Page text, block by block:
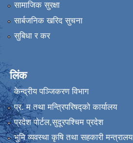
सामाजिक सुरक्षा
सार्बजनिक खरिद सुचना
सुबिधा र कर
लिंक
केन्द्रीय पञ्जिकरण विभाग
प्र. म तथा मन्त्रिपरिषद्को कार्यालय
प्रदेश पाेर्टल,सुदूरपश्चिम प्रदेश
भुमि व्यवस्था कृषि तथा सहकारी मन्त्रालय